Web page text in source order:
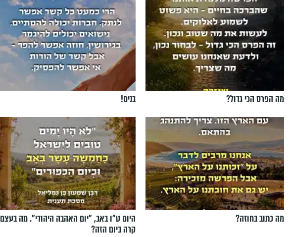
מה הפרס הכי גדול? בנים!
מה כתוב בחוזה?
היום ט"ו באב, ”יום האהבה היהודי". מה בעצם
קרה ביום הזה?